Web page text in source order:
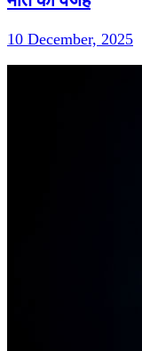
10 December, 2025